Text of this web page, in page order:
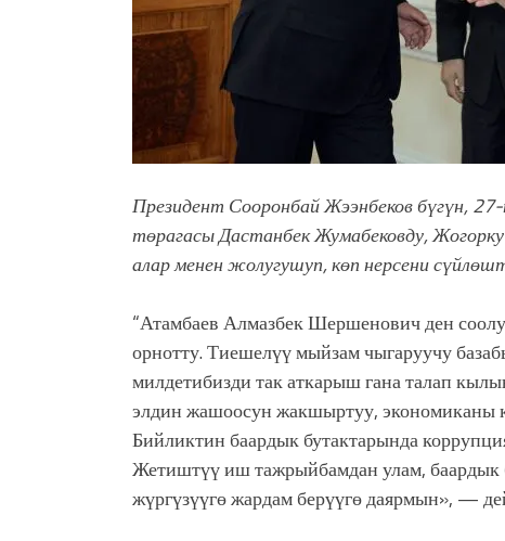
Президент Сооронбай Жээнбеков бүгүн,
төрагасы Дастанбек Жумабековду,
алар менен жолугушуп, көп нерсени
“Атамбаев Алмазбек Шершенович ден
орнотту. Тиешелүү мыйзам чыгаруучу
милдетибизди так аткарыш гана талап
элдин жашоосун жакшыртуу, экономиканы
Бийликтин баардык бутактарында
Жетиштүү иш тажрыйбамдан улам, баардык
жүргүзүүгө жардам берүүгө даярмын», —